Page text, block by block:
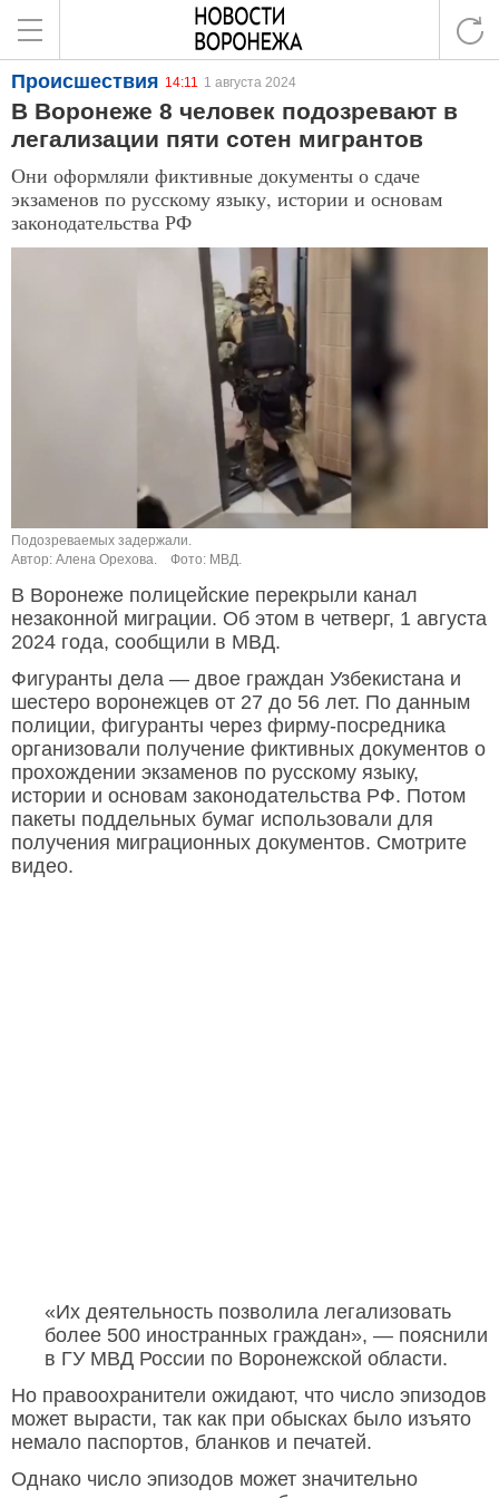
Происшествия 14:11 1 августа 2024
В Воронеже 8 человек подозревают в
легализации пяти сотен мигрантов
Они оформляли фиктивные документы о сдаче
экзаменов по русскому языку, истории и основам
законодательства РФ
Подозреваемых задержали.
Автор: Алена Орехова.
Фото: МВД.
В Воронеже полицейские перекрыли канал
незаконной миграции. Об этом в четверг, 1 августа
2024 года, сообщили в МВД.
Фигуранты дела — двое граждан Узбекистана и
шестеро воронежцев от 27 до 56 лет. По данным
полиции, фигуранты через фирму-посредника
организовали получение фиктивных документов о
прохождении экзаменов по русскому языку,
истории и основам законодательства РФ. Потом
пакеты поддельных бумаг использовали для
получения миграционных документов. Смотрите
видео.
«Их деятельность позволила легализовать
более 500 иностранных граждан», — пояснили
в ГУ МВД России по Воронежской области.
Но правоохранители ожидают, что число эпизодов
может вырасти, так как при обысках было изъято
немало паспортов, бланков и печатей.
Однако число эпизодов может значительно